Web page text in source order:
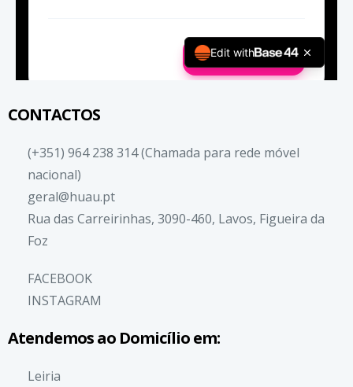
CONTACTOS
(+351) 964 238 314 (Chamada para rede móvel
nacional)
geral@huau.pt
Rua das Carreirinhas, 3090-460, Lavos, Figueira da
Foz
FACEBOOK
INSTAGRAM
Atendemos ao Domicílio em:
Leiria